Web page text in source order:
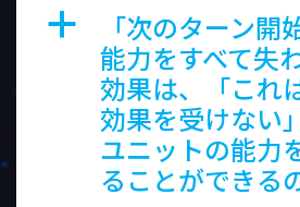
a
「次のターン開
能力をすべて失
効果は、「これ
効果を受けない
ユニットの能力
ることができる